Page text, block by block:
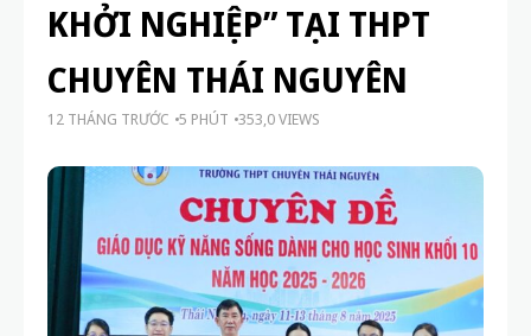
KHỞI NGHIỆP” TẠI THPT
CHUYÊN THÁI NGUYÊN
12 THÁNG TRƯỚC 5 PHÚT 353,0 VIEWS